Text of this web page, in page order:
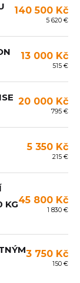
140 500 Kč
5 620 €
13 000 Kč
515 €
20 000 Kč
795 €
5 350 Kč
215 €
KG45 800 Kč
1 830 €
3 750 Kč
150 €